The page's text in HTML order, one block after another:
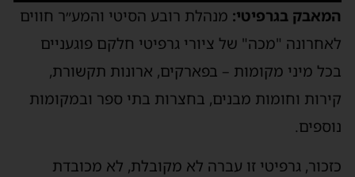
המאבק בגרפיטי: מנהלת רובע הסיטי והמע״ר חווים
לאחרונה "מכה" של ציורי גרפיטי חלקם פוגעניים
בכל מיני מקומות – בפארקים, ארונות תקשורת,
קירות וחומות מבנים, בחצרות בתי ספר ובמקומות
נוספים.
כזכור, גרפיטי זו עברה לא מקובלת, לא מכובדת